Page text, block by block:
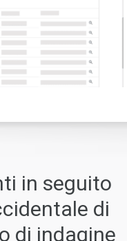
in seguito
di
di indagine